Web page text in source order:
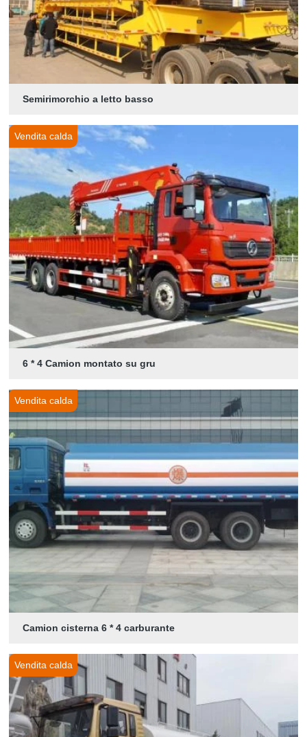
Semirimorchio a letto basso
Vendita calda
6 * 4 Camion montato su gru
Vendita calda
Camion cisterna 6 * 4 carburante
Vendita calda